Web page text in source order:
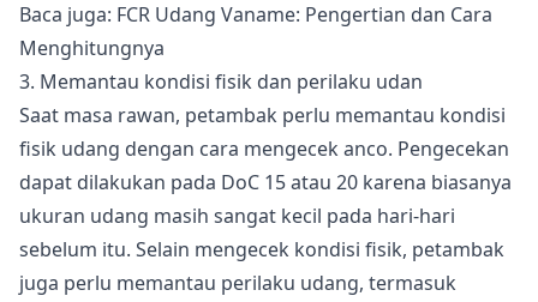
Baca juga: FCR Udang Vaname: Pengertian dan Cara
Menghitungnya
3. Memantau kondisi fisik dan perilaku udan
Saat masa rawan, petambak perlu memantau kondisi
fisik udang dengan cara mengecek anco. Pengecekan
dapat dilakukan pada DoC 15 atau 20 karena biasanya
ukuran udang masih sangat kecil pada hari-hari
sebelum itu. Selain mengecek kondisi fisik, petambak
juga perlu memantau perilaku udang, termasuk